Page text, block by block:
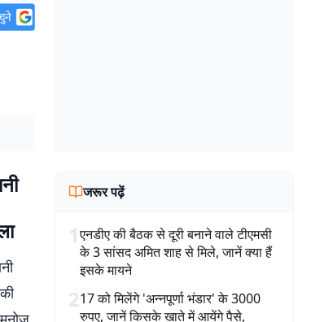
जरूर पढ़ें
1एनडीए की बैठक से दूरी बनाने वाले टीएमसी
के 3 सांसद अमित शाह से मिले, जानें क्या हैं
इसके मायने
217 को मिलेंगे 'अन्नपूर्णा भंडार' के 3000
रुपए, जानें किसके खाते में आयेंगे पैसे,